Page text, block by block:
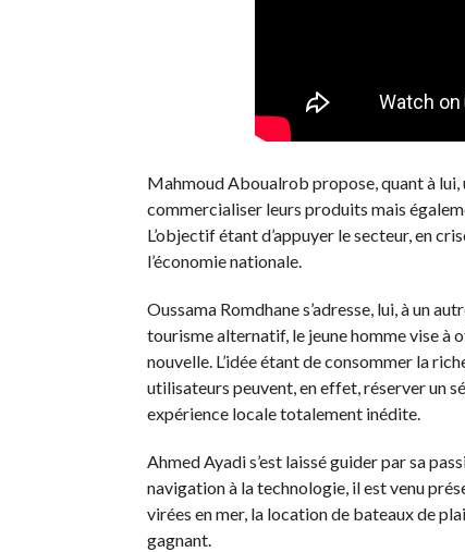
Mahmoud Aboualrob propose, quant à
commercialiser leurs produits mais
L’objectif étant d’appuyer le secteur, en
l’économie nationale.
Oussama Romdhane s’adresse, lui, à un
tourisme alternatif, le jeune homme vise à
nouvelle. L’idée étant de consommer la
utilisateurs peuvent, en effet, réserver un
expérience locale totalement inédite.
Ahmed Ayadi s’est laissé guider par sa
navigation à la technologie, il est venu
virées en mer, la location de bateaux de
gagnant.